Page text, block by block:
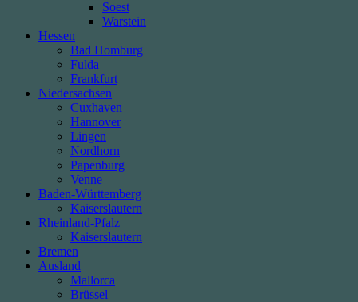
Soest
Warstein
Hessen
Bad Homburg
Fulda
Frankfurt
Niedersachsen
Cuxhaven
Hannover
Lingen
Nordhorn
Papenburg
Venne
Baden-Württemberg
Kaiserslautern
Rheinland-Pfalz
Kaiserslautern
Bremen
Ausland
Mallorca
Brüssel